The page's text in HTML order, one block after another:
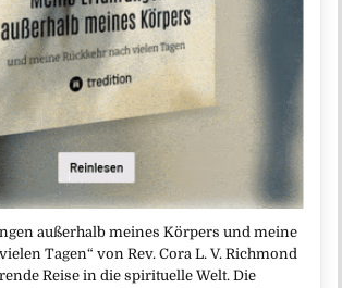
außerhalb meines Körpers und meine
Tagen“ von Rev. Cora L. V. Richmond
Reise in die spirituelle Welt. Die